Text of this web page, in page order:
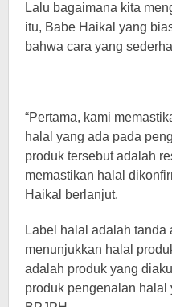
Lalu bagaimana kita
itu, Babe Haikal yang
bahwa cara yang
“Pertama, kami
halal yang ada pada
produk tersebut adalah
memastikan halal
Haikal berlanjut.
Label halal adalah tanda
menunjukkan halal
adalah produk yang
produk pengenalan halal